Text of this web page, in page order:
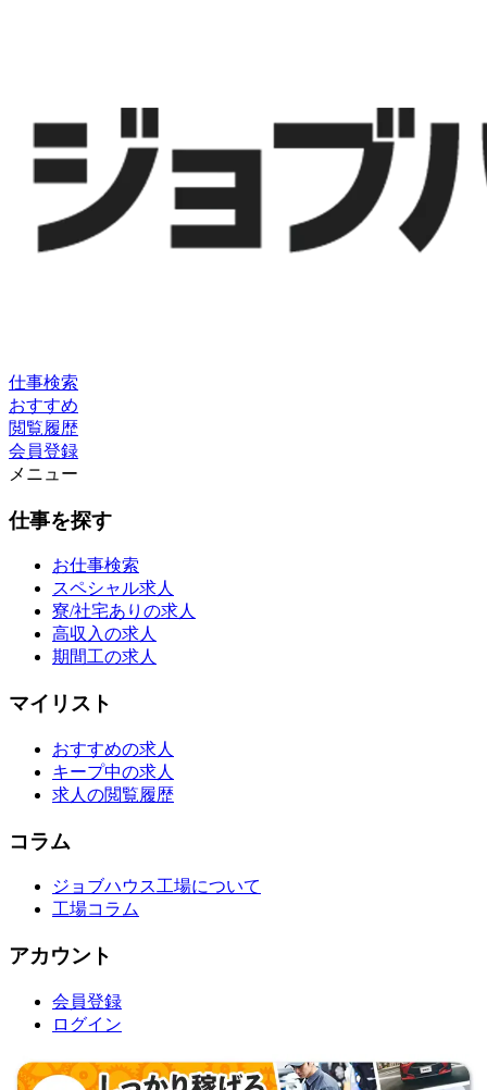
仕事検索
おすすめ
閲覧履歴
会員登録
メニュー
仕事を探す
お仕事検索
スペシャル求人
寮/社宅ありの求人
高収入の求人
期間工の求人
マイリスト
おすすめの求人
キープ中の求人
求人の閲覧履歴
コラム
ジョブハウス工場について
工場コラム
アカウント
会員登録
ログイン